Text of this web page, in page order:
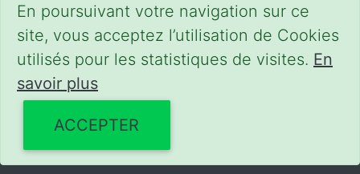
En poursuivant votre navigation sur ce
site, vous acceptez l’utilisation de Cookies
utilisés pour les statistiques de visites. En
savoir plus
ACCEPTER
CONDITIONS-
Powered by Euro Web Page